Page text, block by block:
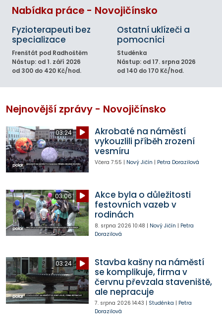
Nabídka práce - Novojičínsko
Fyzioterapeuti bez
specializace
Frenštát pod Radhoštěm
Nástup: od 1. září 2026
od 300 do 420 Kč/hod.
Ostatní uklízeči a
pomocníci
Studénka
Nástup: od 17. srpna 2026
od 140 do 170 Kč/hod.
Nejnovější zprávy - Novojičínsko
03:24
Akrobaté na náměstí
vykouzlili příběh zrození
vesmíru
Včera 7:55 | Nový Jičín | Petra Dorazilová
03:06
Akce byla o důležitosti
festovních vazeb v
rodinách
8. srpna 2026 10:48 | Nový Jičín | Petra
Dorazilová
03:24
Stavba kašny na náměstí
se komplikuje, firma v
červnu převzala staveniště,
ale nepracuje
7. srpna 2026 14:43 | Studénka | Petra
Dorazilová